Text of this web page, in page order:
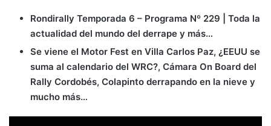
Rondirally Temporada 6 – Programa Nº 229 | Toda la
actualidad del mundo del derrape y más…
Se viene el Motor Fest en Villa Carlos Paz, ¿EEUU se
suma al calendario del WRC?, Cámara On Board del
Rally Cordobés, Colapinto derrapando en la nieve y
mucho más…